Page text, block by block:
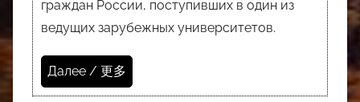
граждан России, поступивших в один из
ведущих зарубежных университетов.
Далее / 更多